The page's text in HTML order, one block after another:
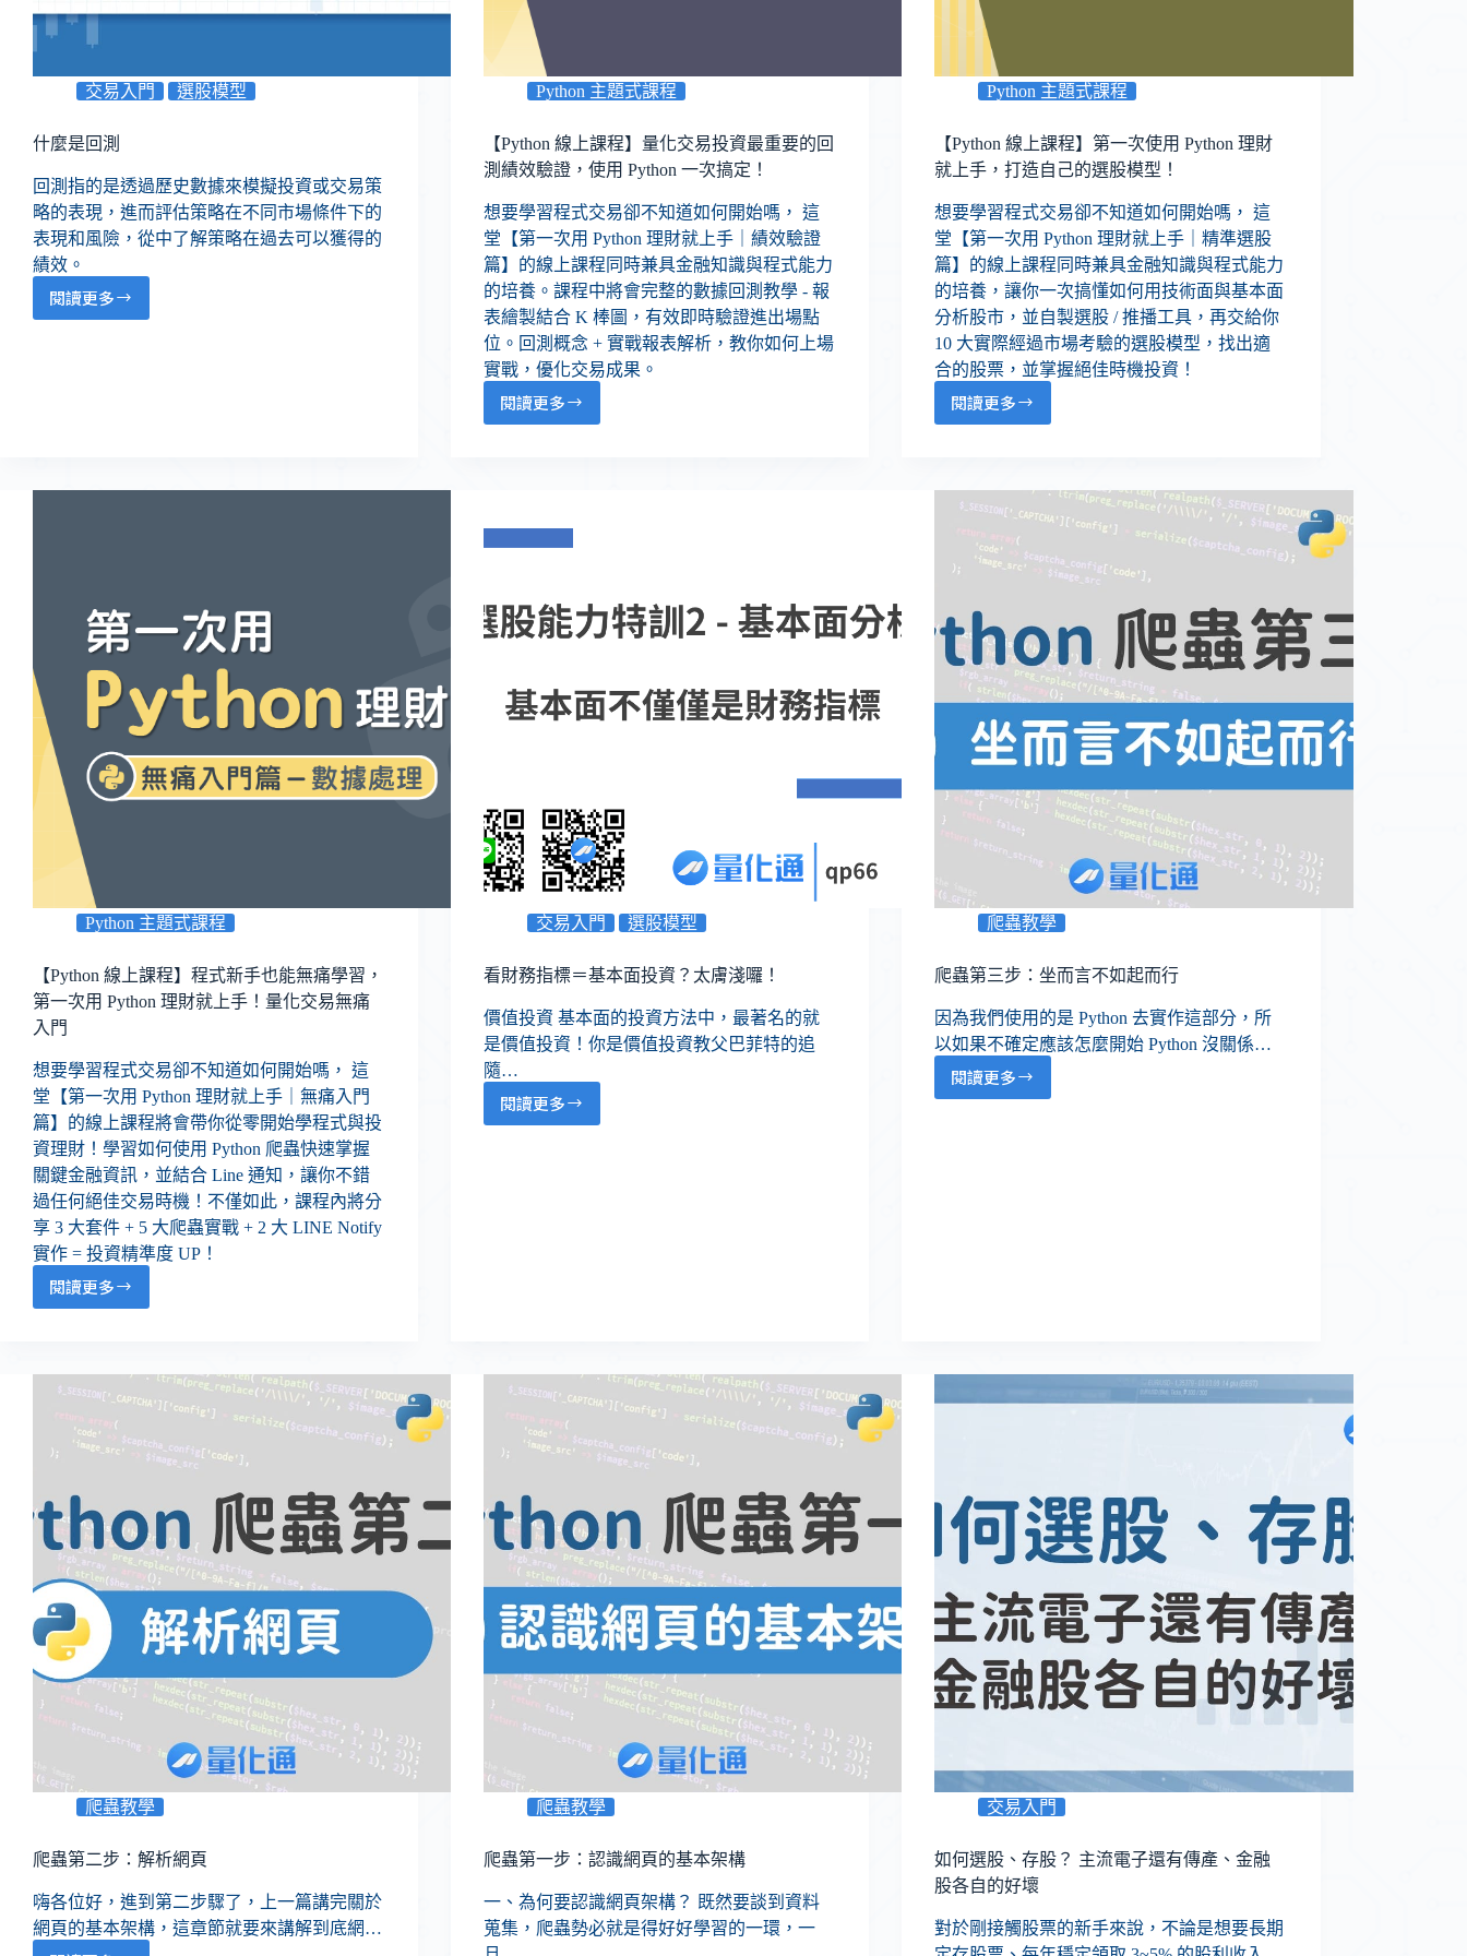
交易入門 選股模型
什麼是回測
回測指的是透過歷史數據來模擬投資或交易策
略的表現，進而評估策略在不同市場條件下的
表現和風險，從中了解策略在過去可以獲得的
績效。
閱讀更多
Python 主題式課程
【Python 線上課程】量化交易投資最重要的回
測績效驗證，使用 Python 一次搞定！
想要學習程式交易卻不知道如何開始嗎， 這
堂【第一次用 Python 理財就上手｜績效驗證
篇】的線上課程同時兼具金融知識與程式能力
的培養。課程中將會完整的數據回測教學 - 報
表繪製結合 K 棒圖，有效即時驗證進出場點
位。回測概念 + 實戰報表解析，教你如何上場
實戰，優化交易成果。
閱讀更多
Python 主題式課程
【Python 線上課程】第一次使用 Python 理財
就上手，打造自己的選股模型！
想要學習程式交易卻不知道如何開始嗎， 這
堂【第一次用 Python 理財就上手｜精準選股
篇】的線上課程同時兼具金融知識與程式能力
的培養，讓你一次搞懂如何用技術面與基本面
分析股市，並自製選股 / 推播工具，再交給你
10 大實際經過市場考驗的選股模型，找出適
合的股票，並掌握絕佳時機投資！
閱讀更多
Python 主題式課程
【Python 線上課程】程式新手也能無痛學習，
第一次用 Python 理財就上手！量化交易無痛
入門
想要學習程式交易卻不知道如何開始嗎， 這
堂【第一次用 Python 理財就上手｜無痛入門
篇】的線上課程將會帶你從零開始學程式與投
資理財！學習如何使用 Python 爬蟲快速掌握
關鍵金融資訊，並結合 Line 通知，讓你不錯
過任何絕佳交易時機！不僅如此，課程內將分
享 3 大套件 + 5 大爬蟲實戰 + 2 大 LINE Notify
實作 = 投資精準度 UP！
閱讀更多
交易入門 選股模型
看財務指標＝基本面投資？太膚淺囉！
價值投資 基本面的投資方法中，最著名的就
是價值投資！你是價值投資教父巴菲特的追
隨…
閱讀更多
爬蟲教學
爬蟲第三步：坐而言不如起而行
因為我們使用的是 Python 去實作這部分，所
以如果不確定應該怎麼開始 Python 沒關係…
閱讀更多
爬蟲教學
爬蟲第二步：解析網頁
嗨各位好，進到第二步驟了，上一篇講完關於
網頁的基本架構，這章節就要來講解到底網…
爬蟲教學
爬蟲第一步：認識網頁的基本架構
一、為何要認識網頁架構？ 既然要談到資料
蒐集，爬蟲勢必就是得好好學習的一環，一
交易入門
如何選股、存股？ 主流電子還有傳產、金融
股各自的好壞
對於剛接觸股票的新手來說，不論是想要長期